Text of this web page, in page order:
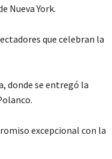
Nueva York.
que celebran la
donde se entregó la
excepcional con la